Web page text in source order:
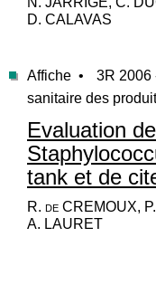
D. CALAVAS
Affiche •
3R 2006
sanitaire des
Evaluation
tank et de
R. de CREMOUX,
A. LAURET